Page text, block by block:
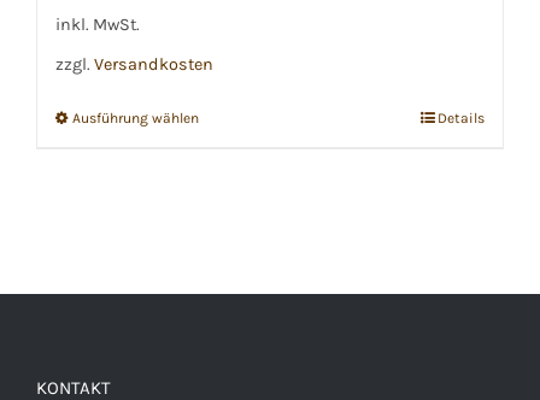
inkl. MwSt.
zzgl. Versandkosten
Ausführung wählenDieses
auf.
Details
KONTAKT